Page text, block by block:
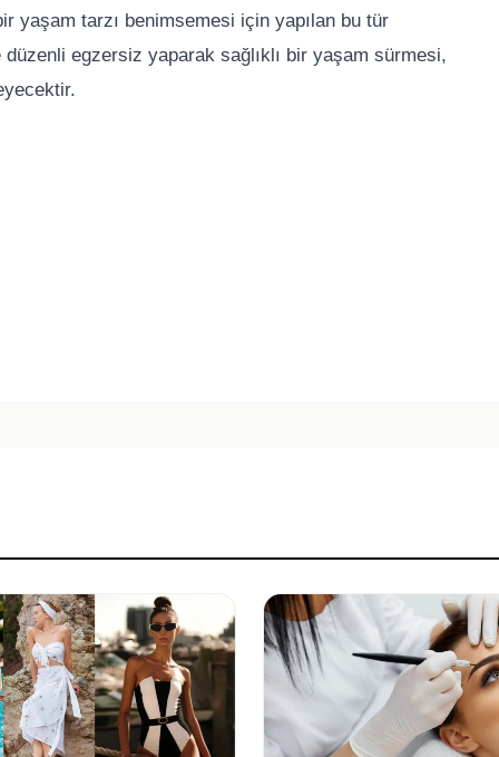
yaşam tarzı benimsemesi için yapılan bu tür
egzersiz yaparak sağlıklı bir yaşam sürmesi,